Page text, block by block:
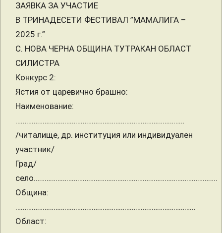
ЗАЯВКА ЗА УЧАСТИЕ
В ТРИНАДЕСЕТИ ФЕСТИВАЛ ”МАМАЛИГА –
2025 г.”
С. НОВА ЧЕРНА ОБЩИНА ТУТРАКАН ОБЛАСТ
СИЛИСТРА
Конкурс 2:
Ястия от царевично брашно:
Наименование:
…………………………………………………………………………………
/читалище, др. институция или индивидуален
участник/
Град/
село………………………………………………………………………………………..
Община:
………………………………………………………………………………………
Област: